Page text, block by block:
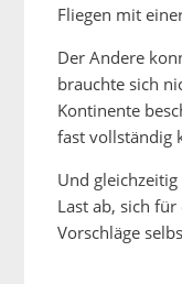
Fliegen mit
Der Andere
brauchte sich
Kontinente
fast vollständig
Und
Last ab, sich
Vorschläge